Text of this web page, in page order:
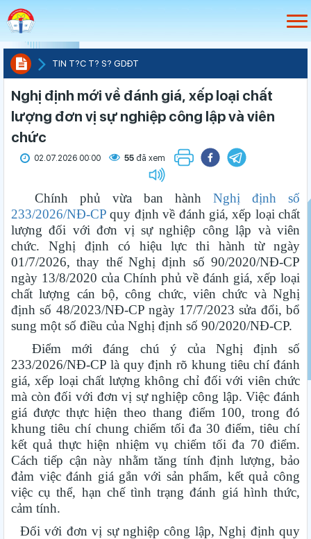
TIN T?C T? S? GDÐT
Nghị định mới về đánh giá, xếp loại chất
lượng đơn vị sự nghiệp công lập và viên
chức
02.07.2026 00:00 55 đã xem
Chính phủ vừa ban hành Nghị định số
233/2026/NĐ-CPquy định về đánh giá, xếp loại chất
lượng đối với đơn vị sự nghiệp công lập và viên
chức. Nghị định có hiệu lực thi hành từ ngày
01/7/2026, thay thế Nghị định số 90/2020/NĐ-CP
ngày 13/8/2020 của Chính phủ về đánh giá, xếp loại
chất lượng cán bộ, công chức, viên chức và Nghị
định số 48/2023/NĐ-CP ngày 17/7/2023 sửa đổi, bổ
sung một số điều của Nghị định số 90/2020/NĐ-CP.
Điểm mới đáng chú ý của Nghị định số
233/2026/NĐ-CP là quy định rõ khung tiêu chí đánh
giá, xếp loại chất lượng không chỉ đối với viên chức
mà còn đối với đơn vị sự nghiệp công lập. Việc đánh
giá được thực hiện theo thang điểm 100, trong đó
khung tiêu chí chung chiếm tối đa 30 điểm, tiêu chí
kết quả thực hiện nhiệm vụ chiếm tối đa 70 điểm.
Cách tiếp cận này nhằm tăng tính định lượng, bảo
đảm việc đánh giá gắn với sản phẩm, kết quả công
việc cụ thể, hạn chế tình trạng đánh giá hình thức,
cảm tính.
Đối với đơn vị sự nghiệp công lập, Nghị định quy